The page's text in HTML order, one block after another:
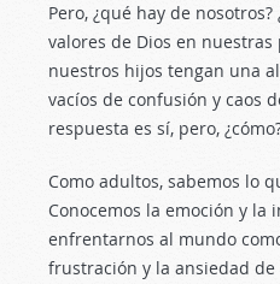
Pero, ¿qué hay de
valores de Dios en
nuestros hijos tengan una
vacíos de confusión y caos
respuesta es sí, pero,
Como adultos, sabemos lo
Conocemos la emoción y
enfrentarnos al mundo
frustración y la ansiedad